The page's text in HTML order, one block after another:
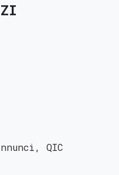
QIC